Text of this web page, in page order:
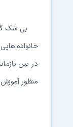
بی شک
خانواده
در بین
منظور